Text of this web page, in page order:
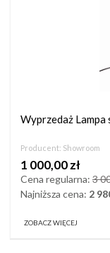
Wyprzedaż Lampa
Producent: Showroom
1 000,00 zł
Cena regularna: 3
Najniższa cena: 2
ZOBACZ WIĘCEJ